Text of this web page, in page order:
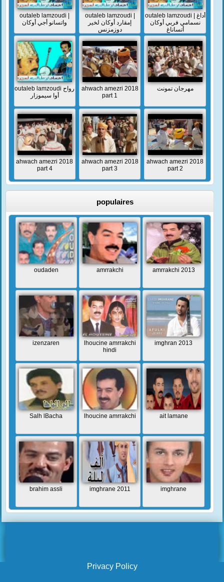
outaleb lamzoudi |
واتسانو أجي أوكان
outaleb lamzoudi |
إمقارد أوكان لخير
دوزمزنس
outaleb lamzoudi | أداغ
نسمامي فربي أوكان
أتساناغ
outaleb lamzoudi رواح
أوا سيموزار
ahwach amezri 2018
part 1
مهرجان تمونت
ahwach amezri 2018
part 4
ahwach amezri 2018
part 3
ahwach amezri 2018
part 2
populaires
oudaden amrrakchi amrrakchi 2013
izenzaren
lhoucine amrrakchi
hindi
imghran 2013
Salh lBacha lhoucine amrrakchi ait lamane
brahim assli imghrane 2011 imghrane
Privacy Policy